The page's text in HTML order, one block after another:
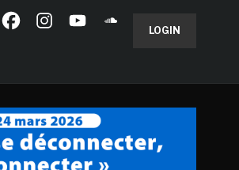
LOGIN